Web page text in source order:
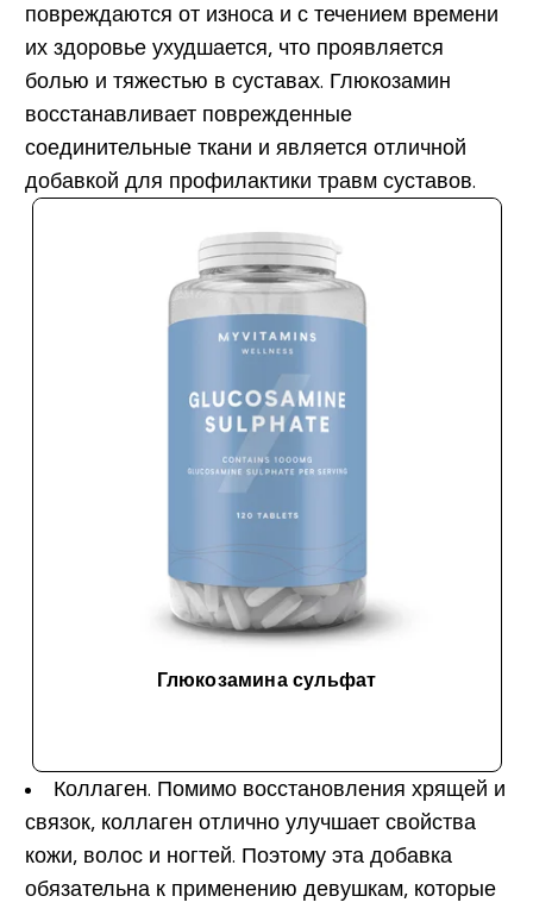
повреждаются от износа и с течением времени
их здоровье ухудшается, что проявляется
болью и тяжестью в суставах. Глюкозамин
восстанавливает поврежденные
соединительные ткани и является отличной
добавкой для профилактики травм суставов.
Глюкозамина сульфат
Коллаген. Помимо восстановления хрящей и
связок, коллаген отлично улучшает свойства
кожи, волос и ногтей. Поэтому эта добавка
обязательна к применению девушкам, которые